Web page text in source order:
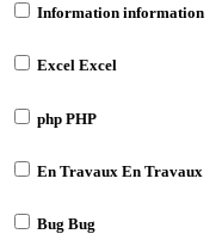
Information information
Excel Excel
php PHP
En Travaux En Travaux
Bug Bug